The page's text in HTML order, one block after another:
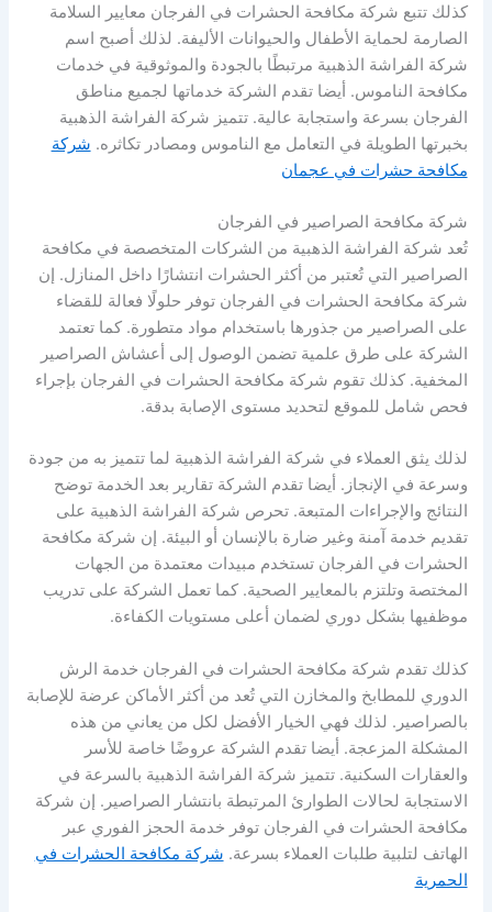
كذلك تتبع شركة مكافحة الحشرات في الفرجان معايير السلامة
الصارمة لحماية الأطفال والحيوانات الأليفة. لذلك أصبح اسم
شركة الفراشة الذهبية مرتبطًا بالجودة والموثوقية في خدمات
مكافحة الناموس. أيضا تقدم الشركة خدماتها لجميع مناطق
الفرجان بسرعة واستجابة عالية. تتميز شركة الفراشة الذهبية
بخبرتها الطويلة في التعامل مع الناموس ومصادر تكاثره. شركة
مكافحة حشرات في عجمان
شركة مكافحة الصراصير في الفرجان
تُعد شركة الفراشة الذهبية من الشركات المتخصصة في مكافحة
الصراصير التي تُعتبر من أكثر الحشرات انتشارًا داخل المنازل. إن
شركة مكافحة الحشرات في الفرجان توفر حلولًا فعالة للقضاء
على الصراصير من جذورها باستخدام مواد متطورة. كما تعتمد
الشركة على طرق علمية تضمن الوصول إلى أعشاش الصراصير
المخفية. كذلك تقوم شركة مكافحة الحشرات في الفرجان بإجراء
فحص شامل للموقع لتحديد مستوى الإصابة بدقة.
لذلك يثق العملاء في شركة الفراشة الذهبية لما تتميز به من جودة
وسرعة في الإنجاز. أيضا تقدم الشركة تقارير بعد الخدمة توضح
النتائج والإجراءات المتبعة. تحرص شركة الفراشة الذهبية على
تقديم خدمة آمنة وغير ضارة بالإنسان أو البيئة. إن شركة مكافحة
الحشرات في الفرجان تستخدم مبيدات معتمدة من الجهات
المختصة وتلتزم بالمعايير الصحية. كما تعمل الشركة على تدريب
موظفيها بشكل دوري لضمان أعلى مستويات الكفاءة.
كذلك تقدم شركة مكافحة الحشرات في الفرجان خدمة الرش
الدوري للمطابخ والمخازن التي تُعد من أكثر الأماكن عرضة للإصابة
بالصراصير. لذلك فهي الخيار الأفضل لكل من يعاني من هذه
المشكلة المزعجة. أيضا تقدم الشركة عروضًا خاصة للأسر
والعقارات السكنية. تتميز شركة الفراشة الذهبية بالسرعة في
الاستجابة لحالات الطوارئ المرتبطة بانتشار الصراصير. إن شركة
مكافحة الحشرات في الفرجان توفر خدمة الحجز الفوري عبر
الهاتف لتلبية طلبات العملاء بسرعة. شركة مكافحة الحشرات في
الحمرية